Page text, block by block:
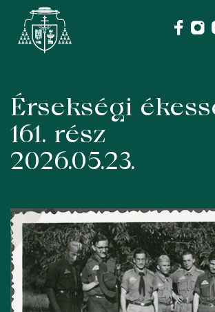
Skip
content
Érsekségi
161. rész
2026.05.23.